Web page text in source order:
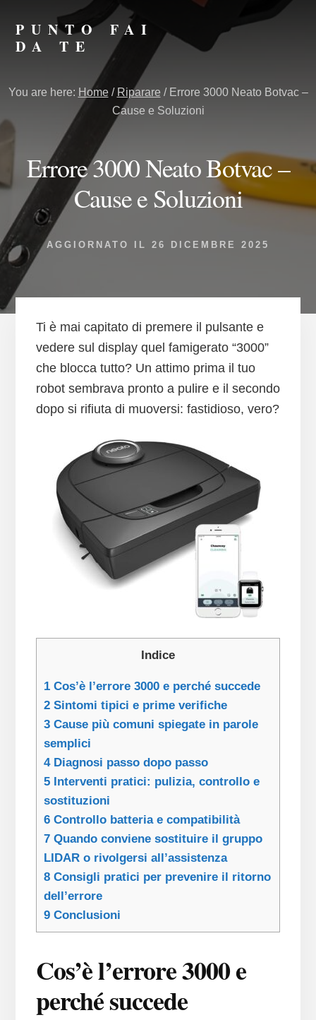
primary
sidebar
content
PUNTO FAI
DA TE
da
You are here: Home / Riparare /Errore 3000​ Neato Botvac –
Cause e Soluzioni
Errore 3000​ Neato Botvac –
Cause e Soluzioni
AGGIORNATO IL 26 DICEMBRE 2025
Ti è mai capitato di premere il pulsante e
vedere sul display quel famigerato “3000”
che blocca tutto? Un attimo prima il tuo
robot sembrava pronto a pulire e il secondo
dopo si rifiuta di muoversi: fastidioso, vero?
Indice
1Cos’è l’errore 3000 e perché succede
2Sintomi tipici e prime verifiche
3Cause più comuni spiegate in parole
semplici
4Diagnosi passo dopo passo
5Interventi pratici: pulizia, controllo e
sostituzioni
6Controllo batteria e compatibilità
7Quando conviene sostituire il gruppo
LIDAR o rivolgersi all’assistenza
8Consigli pratici per prevenire il ritorno
dell’errore
9Conclusioni
Cos’è l’errore 3000 e
perché succede